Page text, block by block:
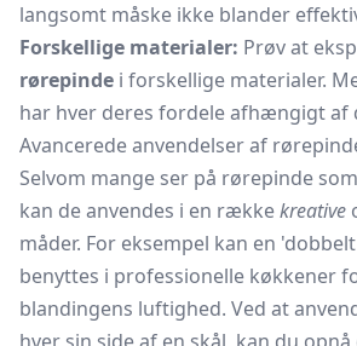
langsomt måske ikke blander
Forskellige materialer: Prøv at
rørepinde i forskellige materialer.
har hver deres fordele afhængigt af
Avancerede anvendelser af
Selvom mange ser på rørepinde
kan de anvendes i en rækkekreative
måder. For eksempel kan en
benyttes i professionelle køkkener
blandingens luftighed. Ved at